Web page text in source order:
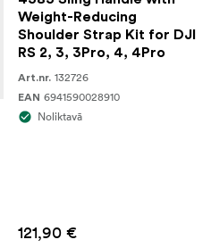
Weight-Reducing
Shoulder Strap Kit for DJI
RS 2, 3, 3Pro, 4, 4Pro
Art.nr. 132726
EAN 6941590028910
Noliktavā
121,90 €